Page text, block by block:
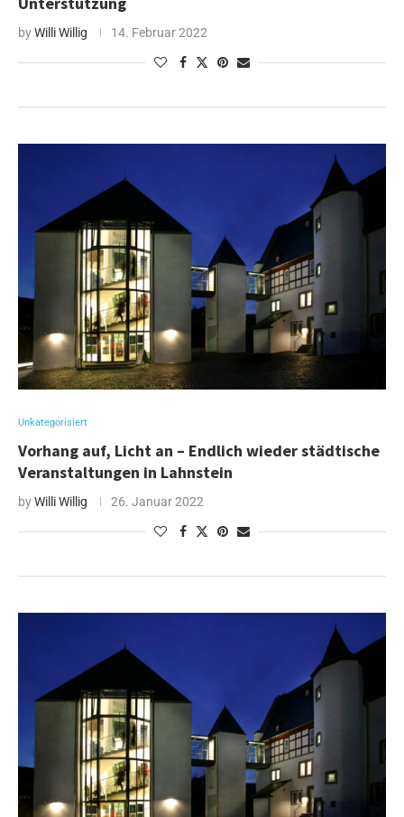
byWilli Willig 14. Februar 2022
Unkategorisiert
Vorhang auf, Licht an – Endlich wieder städtische
Veranstaltungen in Lahnstein
byWilli Willig 26. Januar 2022